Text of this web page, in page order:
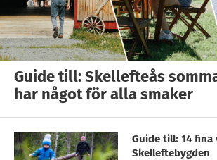
Guide till: Skellefteås
har något för alla smaker
Guide till: 14
Skelleftebygden